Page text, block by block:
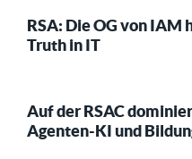
RSA: Die OG von IAM
Truth in IT
Auf der RSAC
Agenten-KI und